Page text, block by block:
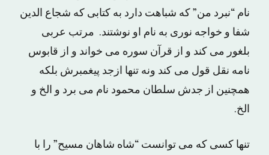
نام “نبرد من” که شباهت دارد به کتابی که شجاع الدین
شفا و خواجه نوری به نام او نوشتند. مرتب عربی
بلغور می کند و از قرآن سوره می خواند و از قابوس
نامه نقل قول می کند ونه تنها ازجد پیغمبرش بلکه
همچنین از جدش سلطان محمود نام می برد و الخ و
الخ.
تنها کسی که می توانست “شاه شاهان مسیح” را با